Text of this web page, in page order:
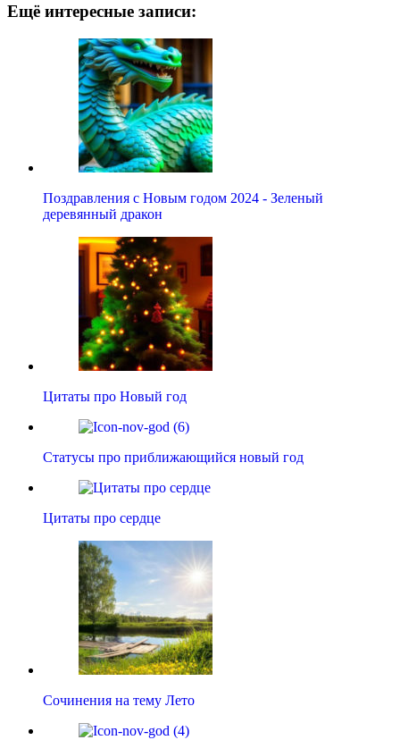
Ещё интересные записи:
Поздравления с Новым годом 2024 - Зеленый
деревянный дракон
Цитаты про Новый год
Статусы про приближающийся новый год
Цитаты про сердце
Сочинения на тему Лето